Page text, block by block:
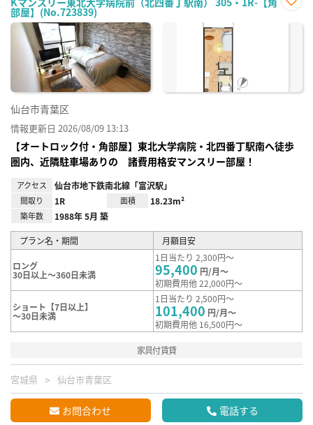
部屋】(No.723839)
に入
仙台市青葉区
情報更新日 2026/08/09 13:13
【オートロック付・角部屋】東北大学病院・北四番丁駅南へ徒歩
圏内、近隣駐車場ありの 諸費用格安マンスリー部屋！
アクセス 仙台市地下鉄南北線「富沢駅」
間取り 1R 面積 18.23m²
築年数 1988年 5月 築
プラン名・期間 月額目安
ロング
30日以上～360日未満
1日当たり 2,300円～
95,400 円/月～
初期費用他 22,000円～
ショート【7日以上】
～30日未満
1日当たり 2,500円～
101,400 円/月～
初期費用他 16,500円～
家具付賃貸
宮城県 仙台市青葉区
お問合わせ 電話する